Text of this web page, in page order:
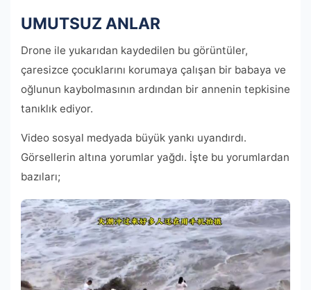
UMUTSUZ ANLAR
Drone ile yukarıdan kaydedilen bu görüntüler,
çaresizce çocuklarını korumaya çalışan bir babaya ve
oğlunun kaybolmasının ardından bir annenin tepkisine
tanıklık ediyor.
Video sosyal medyada büyük yankı uyandırdı.
Görsellerin altına yorumlar yağdı. İşte bu yorumlardan
bazıları;